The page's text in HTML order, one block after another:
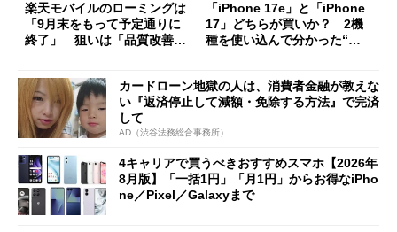
楽天モバイルのローミングは
「9月末をもって予定通りに
終了」 狙いは「品質改善」
も
「iPhone 17e」と「iPhone
17」どちらが買いか？ 2機
種を使い込んで分かった“ス
カードローン地獄の人は、消費者金融が教えな
い『返済停止して減額・免除する方法』で完済
して
AD（渋谷法務総合事務所）
4キャリアで買うべきおすすめスマホ【2026年
8月版】「一括1円」「月1円」からお得なiPho
ne／Pixel／Galaxyまで